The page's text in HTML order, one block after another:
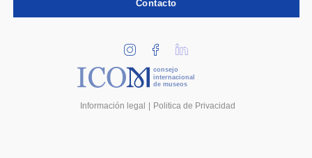
Contacto
consejo
internacional
de museos
Información legal Politica de Privacidad